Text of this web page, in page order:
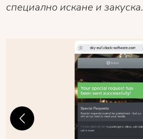
специално искане и закуска.
Previous